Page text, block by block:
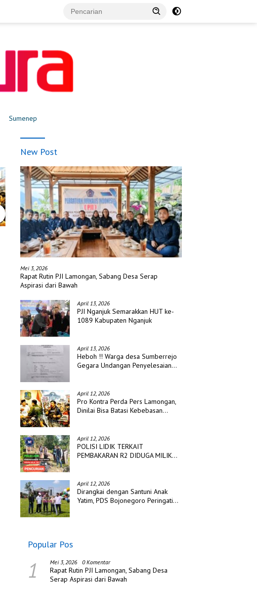
Sumenep
POLISI LIDIK TERKAIT
PEMBAKARAN R2 DIDUGA MILIK
TSK PENCURIAN DI DESA
Dirangkai dengan Santuni Anak
Yatim, PDS Bojonegoro Peringati
Hari Jadi ke Tiga
New Post
Mei 3, 2026
Rapat Rutin PJI Lamongan, Sabang Desa Serap
Aspirasi dari Bawah
April 13, 2026
PJI Nganjuk Semarakkan HUT ke-
1089 Kabupaten Nganjuk
April 13, 2026
Heboh !! Warga desa Sumberrejo
Gegara Undangan Penyelesaian
April 12, 2026
Pro Kontra Perda Pers Lamongan,
Dinilai Bisa Batasi Kebebasan
April 12, 2026
POLISI LIDIK TERKAIT
PEMBAKARAN R2 DIDUGA MILIK
April 12, 2026
Dirangkai dengan Santuni Anak
Yatim, PDS Bojonegoro Peringati
Popular Pos
1 Mei 3, 2026 0 Komentar
Rapat Rutin PJI Lamongan, Sabang Desa
Serap Aspirasi dari Bawah